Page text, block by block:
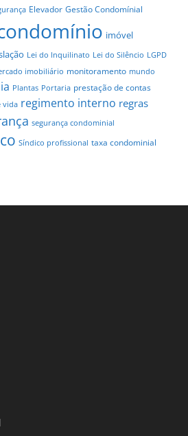
Elevador Gestão Condomínial
imóvel
Lei do Inquilinato Lei do Silêncio LGPD
imobiliário monitoramento mundo
Plantas Portaria prestação de contas
vida regimento interno regras
segurança condominial
Síndico profissional taxa condominial